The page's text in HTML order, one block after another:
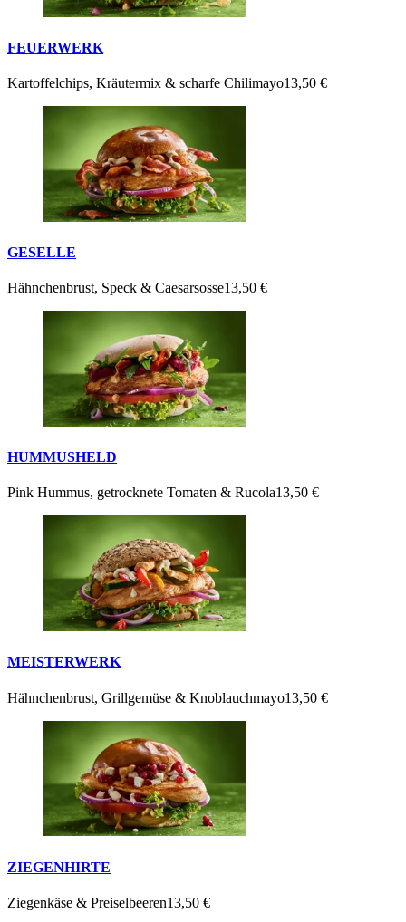
FEUERWERK
Kartoffelchips, Kräutermix & scharfe Chilimayo13,50 €
GESELLE
Hähnchenbrust, Speck & Caesarsosse13,50 €
HUMMUSHELD
Pink Hummus, getrocknete Tomaten & Rucola13,50 €
MEISTERWERK
Hähnchenbrust, Grillgemüse & Knoblauchmayo13,50 €
ZIEGENHIRTE
Ziegenkäse & Preiselbeeren13,50 €